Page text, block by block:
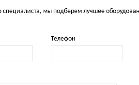
специалиста, мы подберем лучшее
Телефон